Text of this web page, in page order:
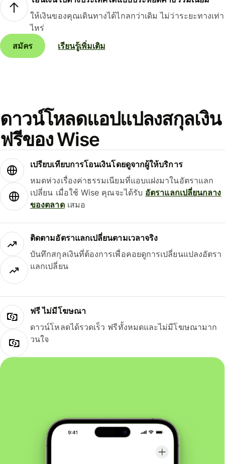
ให้เงินของคุณเดินทางได้ไกลกว่าเดิม ไม่ว่าระยะทางเท่า
ไหร่
สมัคร
เรียนรู้เพิ่มเติม
ดาวน์โหลดแอปแปลงสกุลเงิน
ฟรีของ Wise
เปรียบเทียบการโอนเงินโดยดูจากผู้ให้บริการ
หมดห่วงเรื่องค่าธรรมเนียมที่แอบแฝงมาในอัตราแลก
เปลี่ยน เมื่อใช้ Wise คุณจะได้รับ อัตราแลกเปลี่ยนกลาง
ของตลาดเสมอ
ติดตามอัตราแลกเปลี่ยนตามเวลาจริง
บันทึกสกุลเงินที่ต้องการเพื่อคอยดูการเปลี่ยนแปลงอัตรา
แลกเปลี่ยน
ฟรี ไม่มีโฆษณา
ดาวน์โหลดได้รวดเร็ว ฟรีทั้งหมดและไม่มีโฆษณามาก
วนใจ